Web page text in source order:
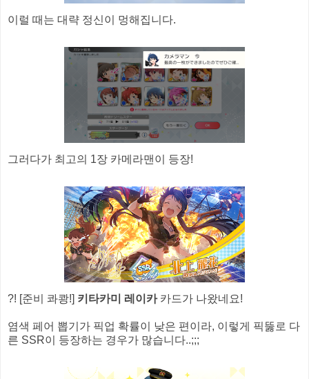
이럴 때는 대략 정신이 멍해집니다.
그러다가 최고의 1장 카메라맨이 등장!
?! [준비 콰쾅!] 키타카미 레이카카드가 나왔네요!
염색 페어 뽑기가 픽업 확률이 낮은 편이라, 이렇게 픽뚫로 다
른 SSR이 등장하는 경우가 많습니다..;;;